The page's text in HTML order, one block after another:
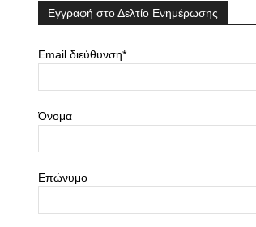
Εγγραφή στο Δελτίο Ενημέρωσης
Email διεύθυνση*
Όνομα
Επώνυμο